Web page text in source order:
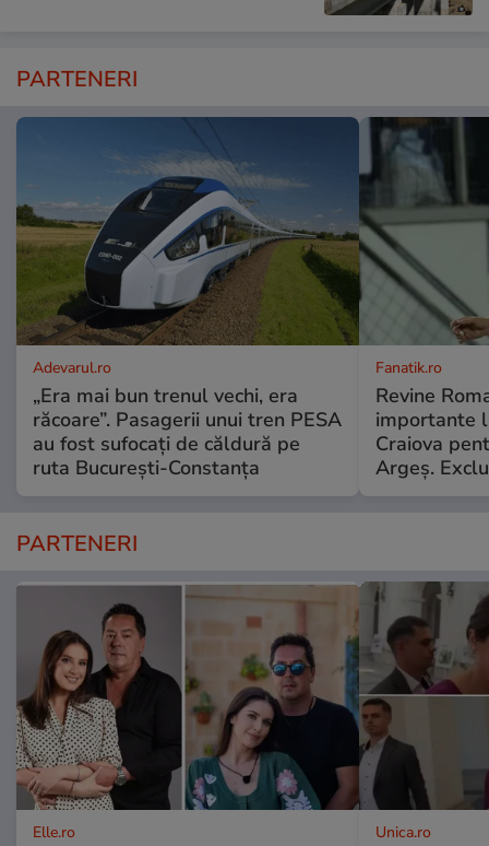
PARTENERI
Adevarul.ro
„Era mai bun trenul vechi, era
răcoare”. Pasagerii unui tren PESA
au fost sufocați de căldură pe
ruta București-Constanța
Fanatik.ro
Revine
importante
Craiova
Argeş.
PARTENERI
Elle.ro Unica.ro